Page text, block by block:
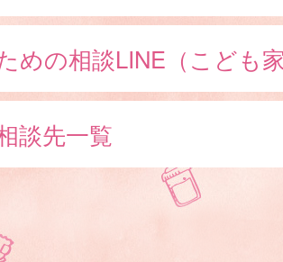
めの相談LINE（こども
談先一覧